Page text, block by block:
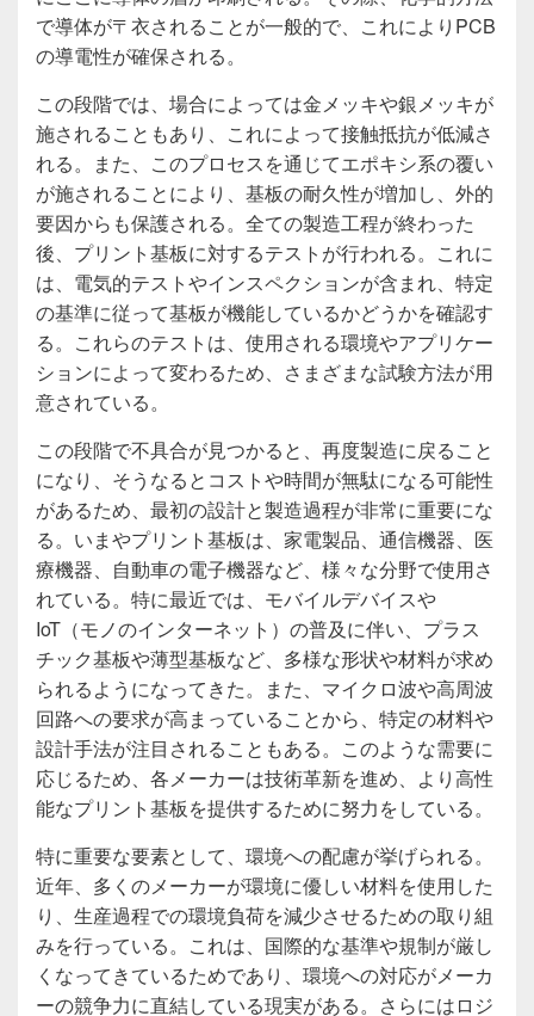
で導体が〒衣されることが一般的で、これによりPCB
の導電性が確保される。
この段階では、場合によっては金メッキや銀メッキが
施されることもあり、これによって接触抵抗が低減さ
れる。また、このプロセスを通じてエポキシ系の覆い
が施されることにより、基板の耐久性が増加し、外的
要因からも保護される。全ての製造工程が終わった
後、プリント基板に対するテストが行われる。これに
は、電気的テストやインスペクションが含まれ、特定
の基準に従って基板が機能しているかどうかを確認す
る。これらのテストは、使用される環境やアプリケー
ションによって変わるため、さまざまな試験方法が用
意されている。
この段階で不具合が見つかると、再度製造に戻ること
になり、そうなるとコストや時間が無駄になる可能性
があるため、最初の設計と製造過程が非常に重要にな
る。いまやプリント基板は、家電製品、通信機器、医
療機器、自動車の電子機器など、様々な分野で使用さ
れている。特に最近では、モバイルデバイスや
IoT（モノのインターネット）の普及に伴い、プラス
チック基板や薄型基板など、多様な形状や材料が求め
られるようになってきた。また、マイクロ波や高周波
回路への要求が高まっていることから、特定の材料や
設計手法が注目されることもある。このような需要に
応じるため、各メーカーは技術革新を進め、より高性
能なプリント基板を提供するために努力をしている。
特に重要な要素として、環境への配慮が挙げられる。
近年、多くのメーカーが環境に優しい材料を使用した
り、生産過程での環境負荷を減少させるための取り組
みを行っている。これは、国際的な基準や規制が厳し
くなってきているためであり、環境への対応がメーカ
ーの競争力に直結している現実がある。さらにはロジ